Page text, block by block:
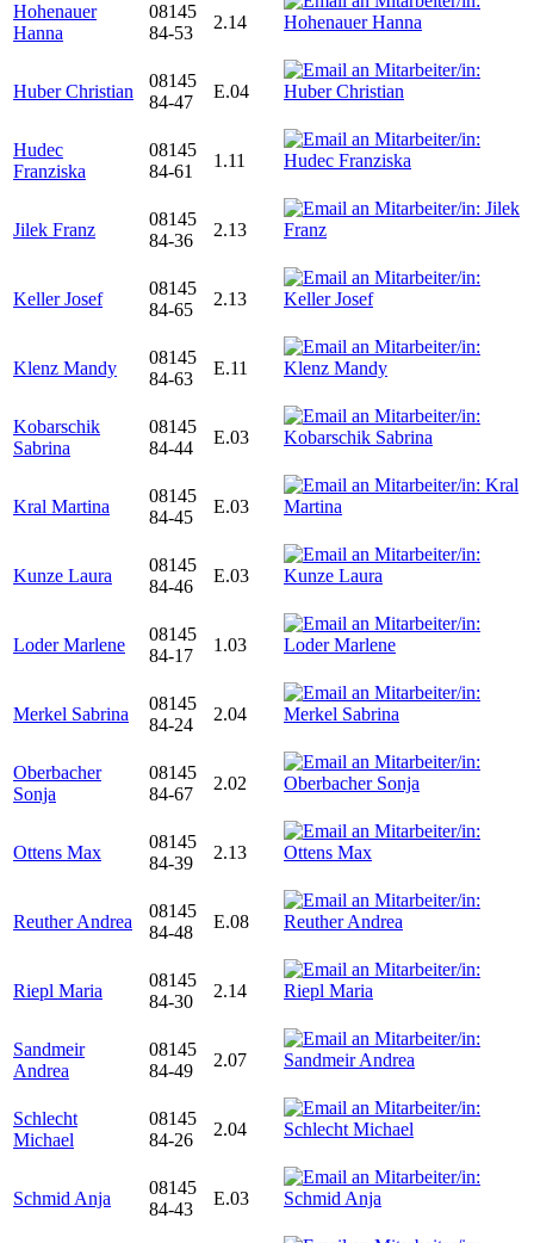
Hohenauer
Hanna
08145
84-53
2.14
Huber Christian
08145
84-47
E.04
Hudec
Franziska
08145
84-61
1.11
Jilek Franz
08145
84-36
2.13
Keller Josef
08145
84-65
2.13
Klenz Mandy
08145
84-63
E.11
Kobarschik
Sabrina
08145
84-44
E.03
Kral Martina
08145
84-45
E.03
Kunze Laura
08145
84-46
E.03
Loder Marlene
08145
84-17
1.03
Merkel Sabrina
08145
84-24
2.04
Oberbacher
Sonja
08145
84-67
2.02
Ottens Max
08145
84-39
2.13
Reuther Andrea
08145
84-48
E.08
Riepl Maria
08145
84-30
2.14
Sandmeir
Andrea
08145
84-49
2.07
Schlecht
Michael
08145
84-26
2.04
Schmid Anja
08145
84-43
E.03